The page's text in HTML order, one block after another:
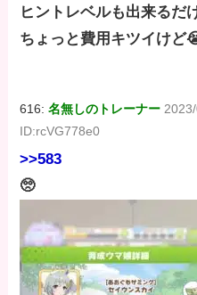
ヒントレベルも出来るだ
ちょっと費用キツイけど
616:名無しのトレーナー
ID:rcVG778e0
>>583
🥺